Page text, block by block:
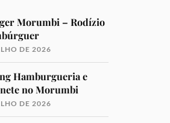
Morumbi – Rodízio
DE 2026
Hamburgueria e
no Morumbi
DE 2026